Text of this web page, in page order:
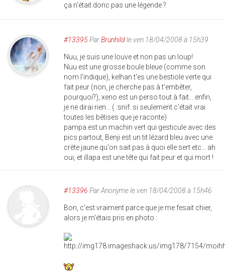
ça n'était donc pas une légende ?
#13395ParBrunhildle ven 18/04/2008 à 15h39
Nuu, je suis une louve et non pas un loup!
Nuu est une grosse boule bleue (comme son
nom l'indique), kelhan t'es une bestiole verte qui
fait peur (non, je cherche pas à t'embêter,
pourquoi?), xeno est un perso tout à fait... enfin,
je ne dirai rien... ( :snif: si seulement c'était vrai
toutes les bêtises que je raconte)
pampa est un machin vert qui gesticule avec des
pics partout, Benji est un tit lézard bleu avec une
crète jaune qu'on sait pas à quoi elle sert etc... ah
oui, et illapa est une tête qui fait peur et qui mort !
#13396 ParAnonymele ven 18/04/2008 à 15h46
Bon, c'est vraiment parce que je me fesait chier,
alors je m'étais pris en photo :